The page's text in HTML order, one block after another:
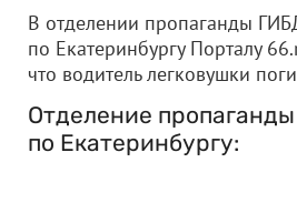
В отделении пропаганды
по Екатеринбургу Порталу
что водитель легковушки
Отделение
по Екатеринбургу: